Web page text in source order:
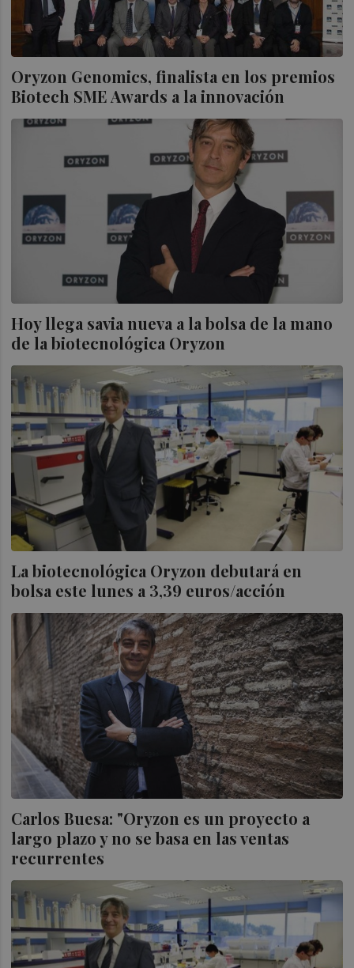
Oryzon Genomics, finalista en los premios
Biotech SME Awards a la innovación
Hoy llega savia nueva a la bolsa de la mano
de la biotecnológica Oryzon
La biotecnológica Oryzon debutará en
bolsa este lunes a 3,39 euros/acción
Carlos Buesa: "Oryzon es un proyecto a
largo plazo y no se basa en las ventas
recurrentes